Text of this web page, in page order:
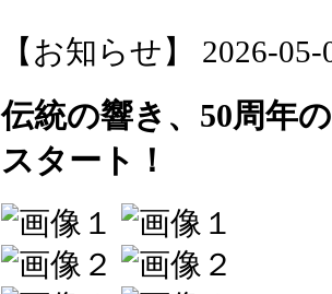
【お知らせ】 2026-
伝統の響き、50周年
スタート！